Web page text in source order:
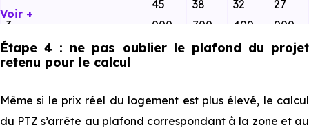
3
45
000
€
38
700
€
32
400
€
27
000
€
4
500
€
45
150 €
800
€
500
€
Voir +
Étape 4 : ne pas oublier le plafond du projet
retenu pour le calcul
Même si le prix réel du logement est plus élevé, le calcul
du PTZ s’arrête au plafond correspondant à la zone et au